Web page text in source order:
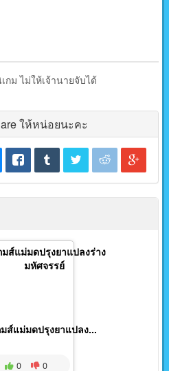
กม ไม่ให้เจ้านายจับได้
ให้หน่อยนะคะ
มส์แม่มดปรุงยาแปลง...
0 0